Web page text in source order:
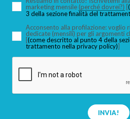
CERCA
marketing mensile (perché dovrei?) [
3 della sezione finalità del
Acconsento alla profilazione: voglio
dedicate (mensili) per gli argomenti
[(come descritto al punto 4 della
trattamento nella privacy policy)]
INVIA!